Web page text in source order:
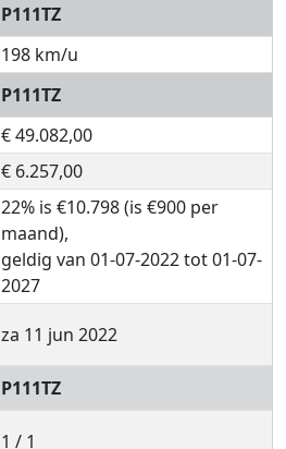
P111TZ
198 km/u
P111TZ
€ 49.082,00
€ 6.257,00
22% is €10.798 (is €900 per
maand),
geldig van 01-07-2022 tot 01-07-
2027
za 11 jun 2022
P111TZ
1 / 1